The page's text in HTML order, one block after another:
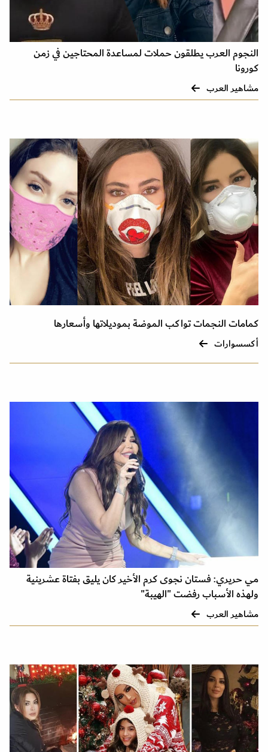
النجوم العرب يطلقون حملات لمساعدة المحتاجين في زمن
كورونا
مشاهير العرب
كمامات النجمات تواكب الموضة بموديلاتها وأسعارها
أكسسوارات
مي حريري: فستان نجوى كرم الأخير كان يليق بفتاة عشرينية
ولهذه الأسباب رفضت "الهيبة"
مشاهير العرب